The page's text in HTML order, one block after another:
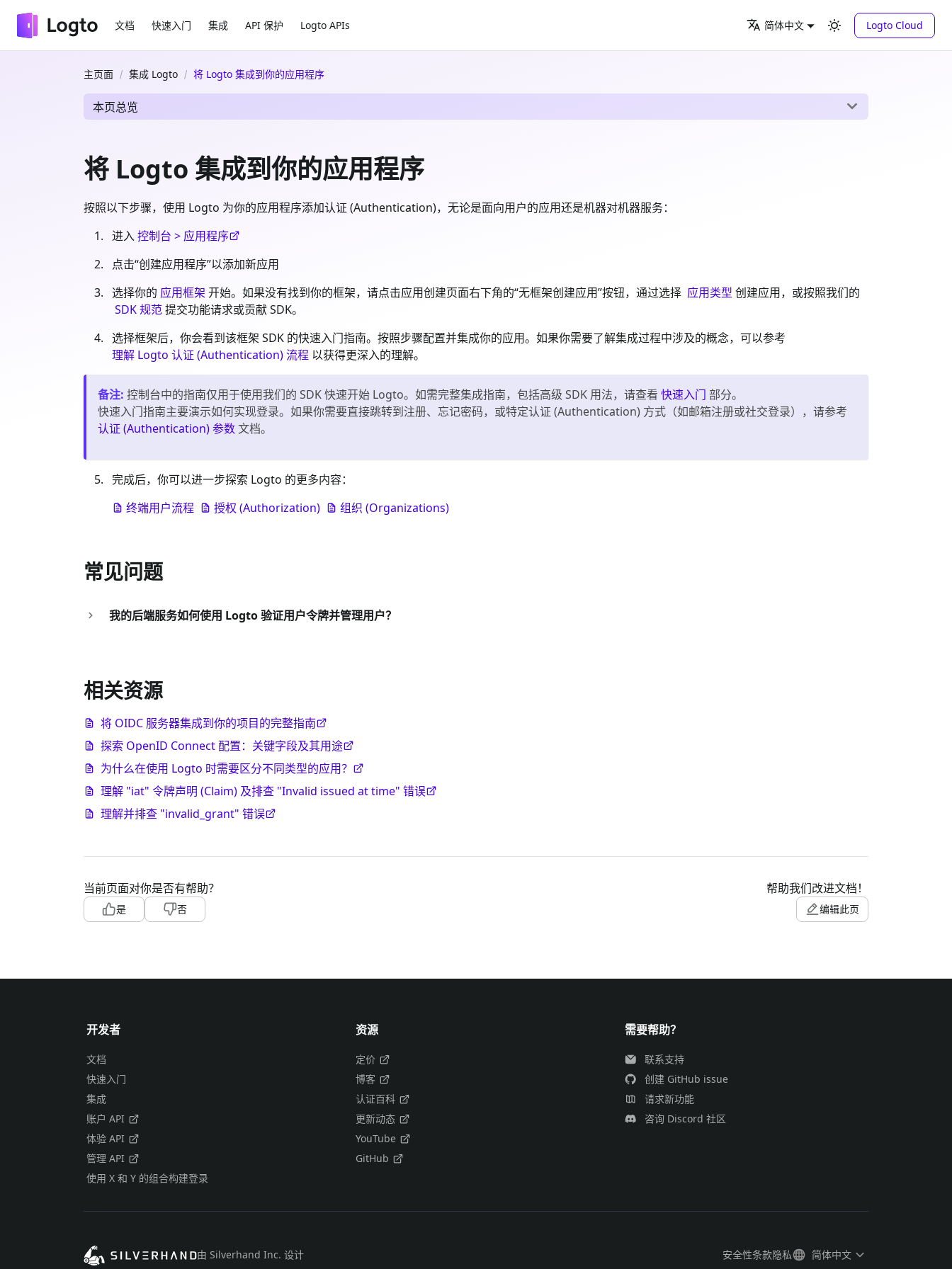
文档 快速入门 集成 API 保护 Logto APIs 简体中文 Logto Cloud
主页面 集成 Logto 将 Logto 集成到你的应用程序
本页总览
将 Logto 集成到你的应用程序
按照以下步骤，使用 Logto 为你的应用程序添加认证 (Authentication)，无论是面向用户的应用还是机器对机器服务：
进入控制台 > 应用程序
点击“创建应用程序”以添加新应用
选择你的 应用框架 开始。如果没有找到你的框架，请点击应用创建页面右下角的“无框架创建应用”按钮，通过选择 应用类型 创建应用，或按照我们的
SDK 规范提交功能请求或贡献 SDK。
选择框架后，你会看到该框架 SDK 的快速入门指南。按照步骤配置并集成你的应用。如果你需要了解集成过程中涉及的概念，可以参考
理解 Logto 认证 (Authentication) 流程 以获得更深入的理解。
备注: 控制台中的指南仅用于使用我们的 SDK 快速开始 Logto。如需完整集成指南，包括高级 SDK 用法，请查看 快速入门 部分。
快速入门指南主要演示如何实现登录。如果你需要直接跳转到注册、忘记密码，或特定认证 (Authentication) 方式（如邮箱注册或社交登录），请参考
认证 (Authentication) 参数文档。
完成后，你可以进一步探索 Logto 的更多内容：
终端用户流程
授权 (Authorization) 组织 (Organizations)
常见问题
我的后端服务如何使用 Logto 验证用户令牌并管理用户？
相关资源
将 OIDC 服务器集成到你的项目的完整指南
探索 OpenID Connect 配置：关键字段及其用途
为什么在使用 Logto 时需要区分不同类型的应用？
理解 "iat" 令牌声明 (Claim) 及排查 "Invalid issued at time" 错误
理解并排查 "invalid_grant" 错误
当前页面对你是否有帮助？
是 否
帮助我们改进文档！
编辑此页
开发者
文档
快速入门
集成
账户 API
体验 API
管理 API
使用 X 和 Y 的组合构建登录
资源
定价
博客
认证百科
更新动态
YouTube
GitHub
需要帮助？
联系支持
创建 GitHub issue
请求新功能
咨询 Discord 社区
由 Silverhand Inc. 设计 安全性条款隐私 简体中文